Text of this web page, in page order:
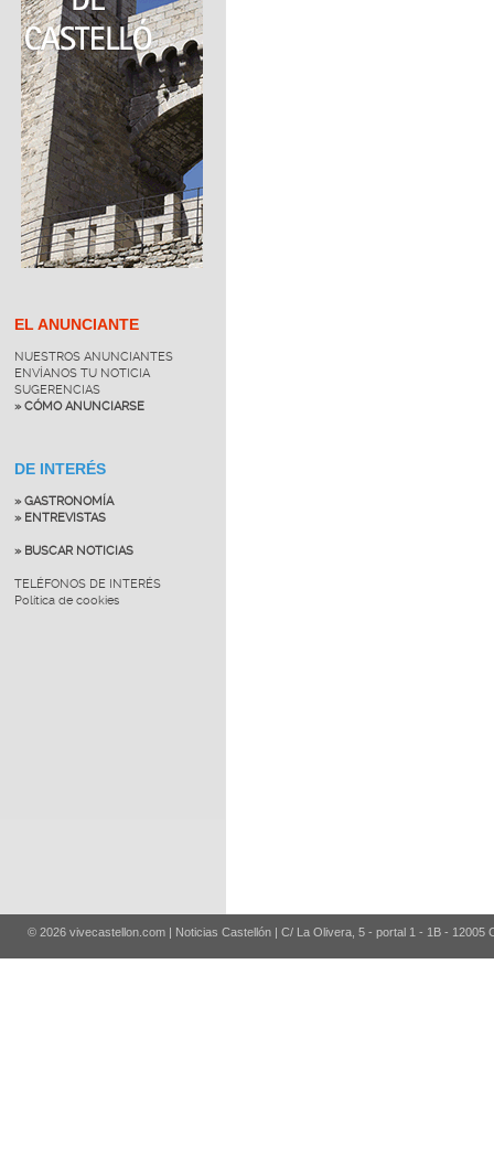
EL ANUNCIANTE
NUESTROS ANUNCIANTES
ENVÍANOS TU NOTICIA
SUGERENCIAS
» CÓMO ANUNCIARSE
DE INTERÉS
» GASTRONOMÍA
» ENTREVISTAS
» BUSCAR NOTICIAS
TELÉFONOS DE INTERÉS
Política de cookies
© 2026 vivecastellon.com | Noticias Castellón | C/ La Olivera, 5 - portal 1 - 1B - 12005